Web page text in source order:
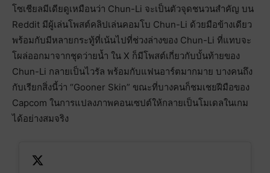
โซเชียลมีเดียดูเหมือนว่า Chun-Li จะเป็นตัวจุดชนวนสำคัญ บน
Reddit มีผู้เล่นโพสต์คลิปเล่นคอมโบ Chun-Li ด้วยมือข้างเดียว
พร้อมกับมีหลายกระทู้ที่เน้นไปที่ช่วงล่างของ Chun-Li ที่แทบจะ
โผล่ออกมาจากชุดว่ายน้ำ ใน X ก็มีโพสต์เกี่ยวกับบั้นท้ายของ
Chun-Li กลายเป็นไวรัล พร้อมกับแฟนอาร์ตมากมาย บางคนถึง
กับเรียกสิ่งนี้ว่า “Gooner Skin” ขณะที่บางคนก็ชมเชยฝีมือของ
Capcom ในการแปลงภาพคอนเซปต์ให้กลายเป็นโมเดลในเกม
ได้อย่างสมจริง